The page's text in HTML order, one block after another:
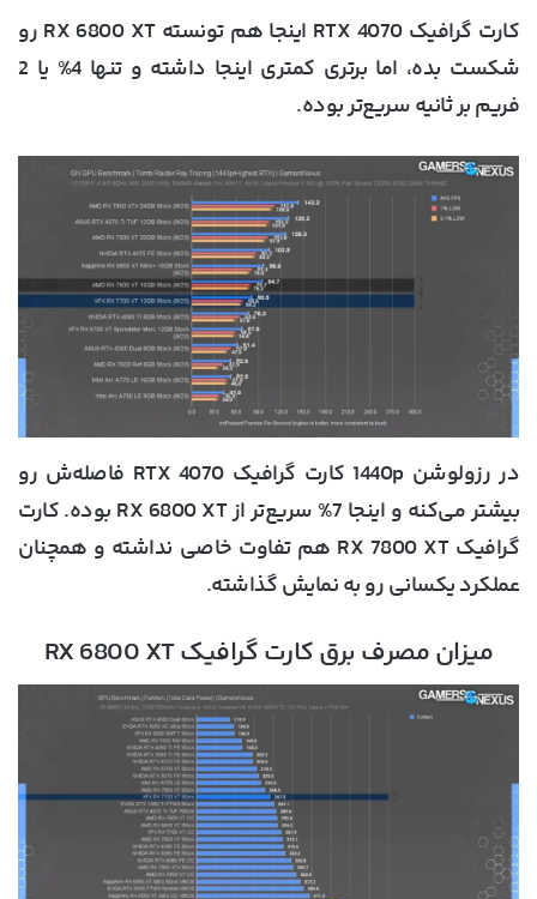
کارت گرافیک RTX 4070 اینجا هم تونسته RX 6800 XT رو
شکست بده، اما برتری کمتری اینجا داشته و تنها 4% یا 2
فریم بر ثانیه سریع‌تر بوده.
در رزولوشن 1440p کارت گرافیک RTX 4070 فاصله‌ش رو
بیشتر می‌کنه و اینجا 7% سریع‌تر از RX 6800 XT بوده. کارت
گرافیک RX 7800 XT هم تفاوت خاصی نداشته و همچنان
عملکرد یکسانی رو به نمایش گذاشته.
میزان مصرف برق کارت گرافیک RX 6800 XT